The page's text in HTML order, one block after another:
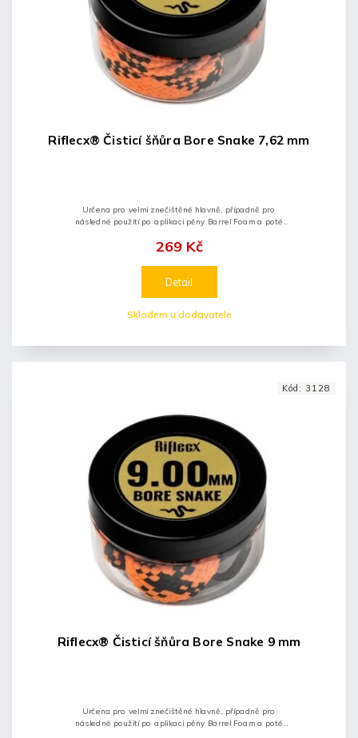
Riflecx® Čisticí šňůra Bore Snake 7,62 mm
Skladem u dodavatele
269 Kč
Detail
Určena pro velmi znečištěné hlavně, případně pro
následné použití po aplikaci pěny Barrel Foam a poté
Riflecx® Čisticí šňůra Bore Snake 9 mm
Určena pro velmi znečištěné hlavně, případně pro
následné použití po aplikaci pěny Barrel Foam a poté
Kód: 3128